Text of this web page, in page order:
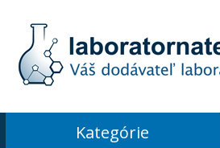
Kategórie